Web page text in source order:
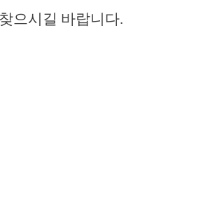
으시길 바랍니다.